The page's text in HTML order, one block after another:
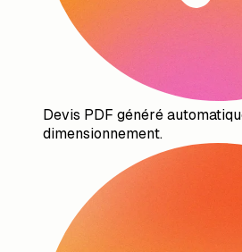
Devis PDF généré
dimensionnement.